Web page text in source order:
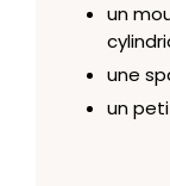
un
une
un